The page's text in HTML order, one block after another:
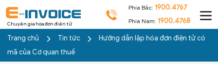
Chuyên gia hóa đơn điện tử
Phía Bắc: 1900.4767
Phía Nam: 1900.4768
Trang chủ Tin tức
Hướng dẫn lập hóa đơn điện tử có
mã của Cơ quan thuế